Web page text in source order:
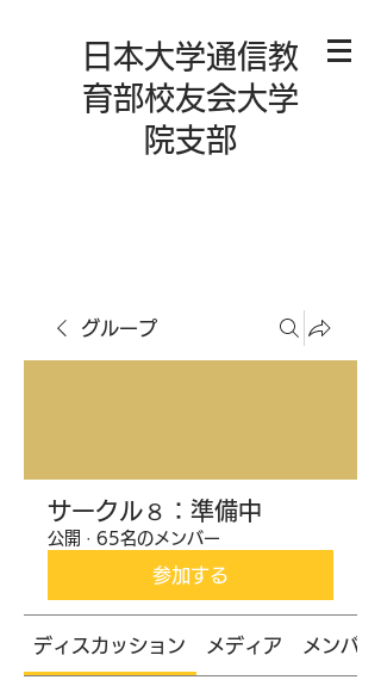
日本大学通信教
育部校友会大学
院支部
グループ
サークル８：準備中
公開 · 65名のメンバー
参加する
ディスカッション メディア メンバー